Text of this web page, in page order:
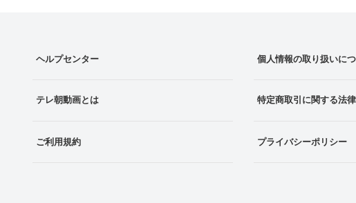
ヘルプセンター
テレ朝動画とは
ご利用規約
個人情報の取り扱いに
特定商取引に関する法
プライバシーポリシー